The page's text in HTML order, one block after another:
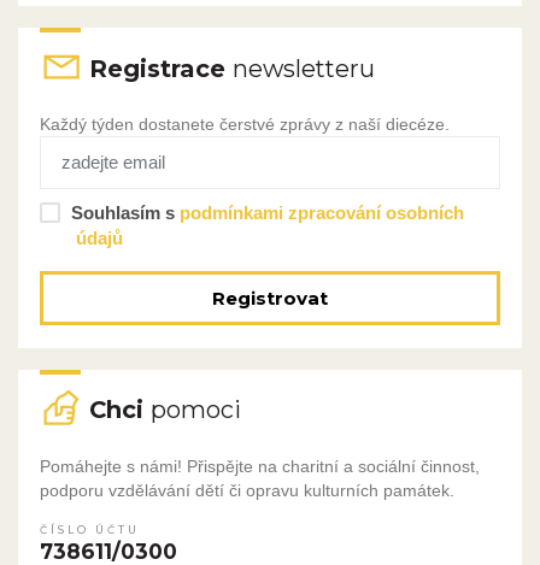
Registrace newsletteru
Každý týden dostanete čerstvé zprávy z naší diecéze.
Souhlasím s podmínkami zpracování osobních
údajů
Registrovat
Chci pomoci
Pomáhejte s námi! Přispějte na charitní a sociální činnost,
podporu vzdělávání dětí či opravu kulturních památek.
ČÍSLO ÚČTU
738611/0300